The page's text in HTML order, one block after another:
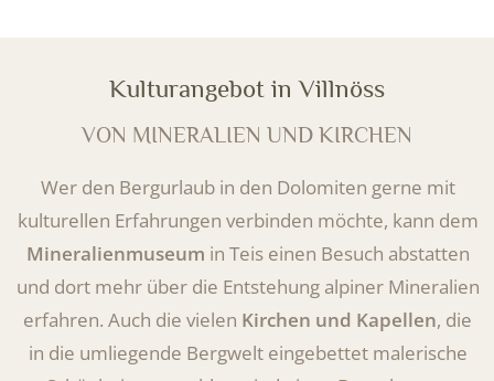
Kulturangebot in Villnöss
VON MINERALIEN UND KIRCHEN
Wer den Bergurlaub in den Dolomiten gerne mit
kulturellen Erfahrungen verbinden möchte, kann dem
Mineralienmuseum in Teis einen Besuch abstatten
und dort mehr über die Entstehung alpiner Mineralien
erfahren. Auch die vielen Kirchen und Kapellen, die
in die umliegende Bergwelt eingebettet malerische